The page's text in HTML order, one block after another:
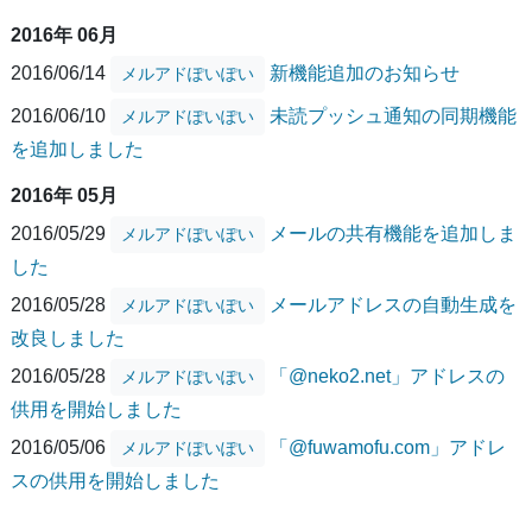
2016年 06月
2016/06/14
メルアドぽいぽい 新機能追加のお知らせ
2016/06/10 メルアドぽいぽい
未読プッシュ通知の同期機能
を追加しました
2016年 05月
2016/05/29
メルアドぽいぽい
メールの共有機能を追加しま
した
2016/05/28
メルアドぽいぽい
メールアドレスの自動生成を
改良しました
2016/05/28
メルアドぽいぽい
「@neko2.net」アドレスの
供用を開始しました
2016/05/06
メルアドぽいぽい
「@fuwamofu.com」アドレ
スの供用を開始しました